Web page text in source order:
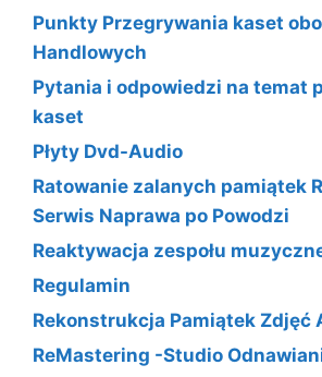
Punkty Przegrywania kaset
Handlowych
Pytania i odpowiedzi na temat
kaset
Płyty Dvd-Audio
Ratowanie zalanych pamiątek
Serwis Naprawa po Powodzi
Reaktywacja zespołu
Regulamin
Rekonstrukcja Pamiątek Zdjęć
ReMastering -Studio